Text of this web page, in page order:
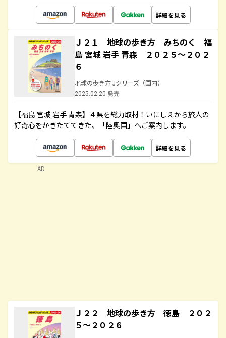
詳細を見る
Ｊ２１ 地球の歩き方 みちのく 福
島 宮城 岩手 青森 ２０２５～２０２
６
地球の歩き方 Jシリーズ（国内）
2025.02.20 発売
【福島 宮城 岩手 青森】４県を総力取材！いにしえから旅人の
好奇心をかきたててきた、「陸奥国」へご案内します。
詳細を見る
Ｊ２２ 地球の歩き方 徳島 ２０２
５～２０２６
AD